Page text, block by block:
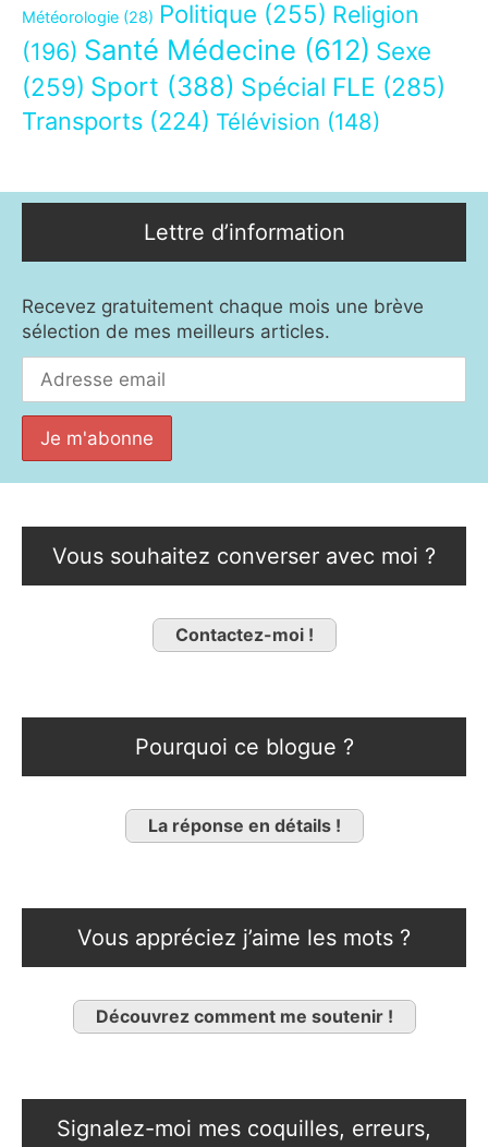
Météorologie (28) Politique (255) Religion
(196) Santé Médecine (612) Sexe
(259) Sport (388) Spécial FLE (285)
Transports (224) Télévision (148)
Lettre d’information
Recevez gratuitement chaque mois une brève
sélection de mes meilleurs articles.
Vous souhaitez converser avec moi ?
Contactez-moi !
Pourquoi ce blogue ?
La réponse en détails !
Vous appréciez j’aime les mots ?
Découvrez comment me soutenir !
Signalez-moi mes coquilles, erreurs,